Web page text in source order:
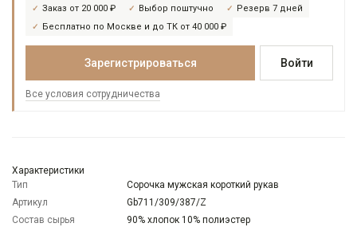
Заказ от 20 000 ₽ Выбор поштучно
Резерв 7 дней
Бесплатно по Москве и до ТК от 40 000 ₽
Зарегистрироваться Войти
Все условия сотрудничества
Характеристики
Тип
Сорочка мужская короткий рукав
Артикул
Gb711/309/387/Z
Состав сырья
90% хлопок 10% полиэстер